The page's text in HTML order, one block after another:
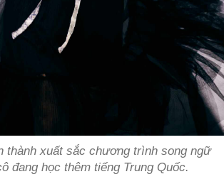
thành xuất sắc chương trình song ngữ
đang học thêm tiếng Trung Quốc.